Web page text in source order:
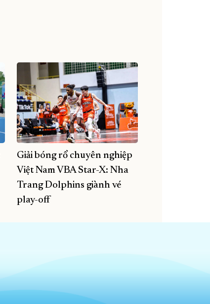
Giải bóng rổ chuyên nghiệp
Việt Nam VBA Star-X: Nha
Trang Dolphins giành vé
play-off